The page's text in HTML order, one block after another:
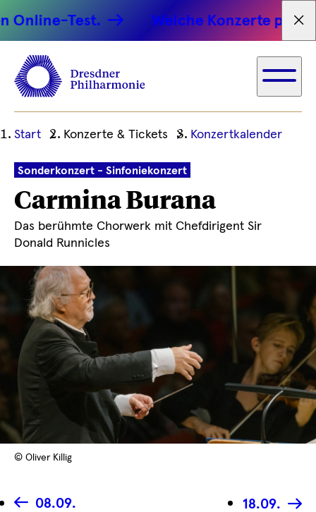
Test. Welche Konzerte passen zu
Ihre
Position
Start Konzerte & Tickets Konzertkalender
Sonderkonzert - Sinfoniekonzert
Carmina Burana
Das berühmte Chorwerk mit Chefdirigent Sir
Donald Runnicles
© Oliver Killig
08.09. 18.09.